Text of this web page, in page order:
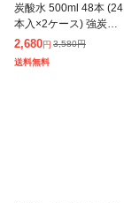
炭酸水 500ml 48本 (24
本入×2ケース) 強炭酸
水 無糖 プレーン レモ
ン 天然水 スパークリン
グ ソーダ カロリーゼ
2,680円 3,580円
送料無料